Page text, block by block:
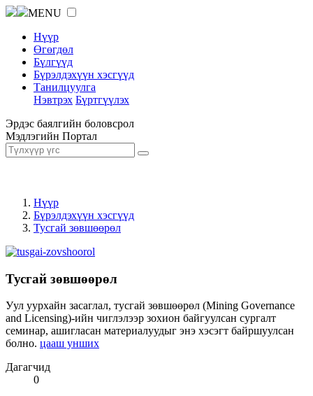
MENU
Нүүр
Өгөгдөл
Бүлгүүд
Бүрэлдэхүүн хэсгүүд
Танилцуулга
Нэвтрэх Бүртгүүлэх
Эрдэс баялгийн боловсрол
Мэдлэгийн Портал
Нүүр
Бүрэлдэхүүн хэсгүүд
Тусгай зөвшөөрөл
Тусгай зөвшөөрөл
Уул уурхайн засаглал, тусгай зөвшөөрөл (Mining Governance
and Licensing)-ийн чиглэлээр зохион байгуулсан сургалт
семинар, ашигласан материалуудыг энэ хэсэгт байршуулсан
болно. цааш унших
Дагагчид
0